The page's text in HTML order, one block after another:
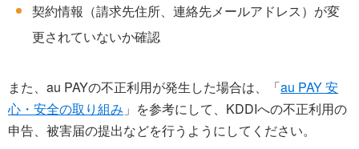
契約情報（請求先住所、連絡先メールアドレス）が変
更されていないか確認
また、au PAYの不正利用が発生した場合は、「au PAY 安
心・安全の取り組み 」を参考にして、KDDIへの不正利用の
申告、被害届の提出などを行うようにしてください。